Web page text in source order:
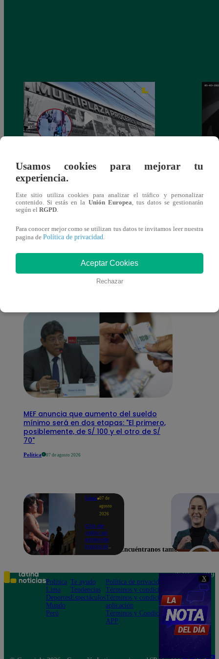
X
Asesinan a comerciante ferretero dentro de
galería en San Juan de Lurigancho
También te puede
interesar
MEF anuncia que aumento del sueldo
mínimo será en dos etapas: "El primero,
posiblemente, de S/ 100 y el otro de S/
70"
Política 07 de agosto 2026
Lima 07 de
agosto
2026
Ola de
calor se
extiende
hasta el
Lima y
otras 16
regiones
Usamos cookies para mejorar tu
experiencia.
Este sitio utiliza cookies para analizar el tráfico y personalizar
contenido. Si estás en la Unión Europea, tus datos se gestionarán
según el RGPD.
Para conocer mejor como se utilizan tus datos te invitamos leer nuestra
pagina de Política de privacidad.
Aceptar Cookies
Rechazar
Encuéntranos también en
Política
Lima
Deportes
Mundo
Perú
Te ayudo
Tendencias
Espectáculos
Política de privacidad
Términos y condiciones
Términos y condiciones
aplicación
Términos y Condiciones
APP
Teléfono: 219
Av. San
Felipe 968
Jesús María